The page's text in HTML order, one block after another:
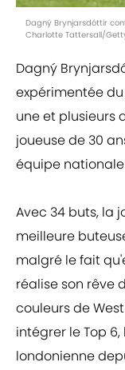
Dagný Brynjarsdóttir
Charlotte Tattersall/
Dagný
expérimentée du
une et plusieurs
joueuse de 30
équipe
Avec 34 buts, la
meilleure
malgré le fait
réalise son rêve
couleurs de
intégrer le Top
londonienne